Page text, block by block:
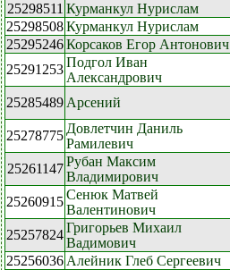
25298511 Курманкул Нурислам
25298508Курманкул Нурислам
25295246Корсаков Егор Антонович
25291253Подгол Иван
Александрович
25285489 Арсений
25278775 Довлетчин Даниль
Рамилевич
25261147 Рубан Максим
Владимирович
25260915Сенюк Матвей
Валентинович
25257824Григорьев Михаил
Вадимович
25256036 Алейник Глеб Сергеевич